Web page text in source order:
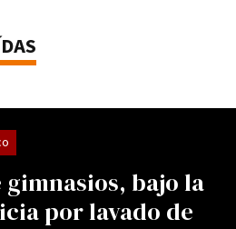
gimnasios, bajo la
por lavado de